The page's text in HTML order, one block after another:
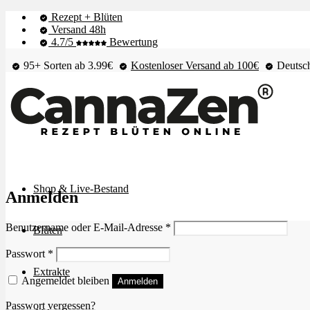
Rezept + Blüten
Versand 48h
4.7/5
Bewertung
95+ Sorten ab 3.99€
Kostenloser Versand ab 100€
Shop & Live-Bestand
Blüten
Extrakte
Anmelden
Benutzername oder E-Mail-Adresse * Erforderlich
Passwort * Erforderlich
Angemeldet bleiben Anmelden
Passwort vergessen?